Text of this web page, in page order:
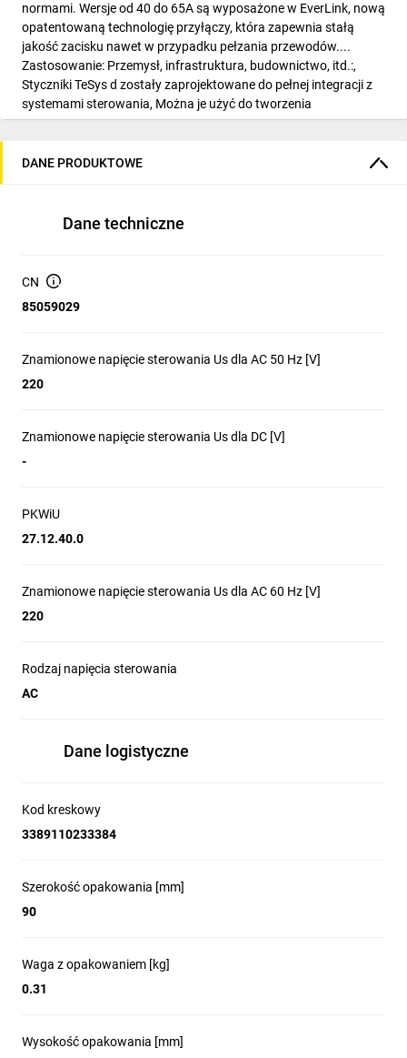
normami. Wersje od 40 do 65A są wyposażone w EverLink, nową
opatentowaną technologię przyłączy, która zapewnia stałą
jakość zacisku nawet w przypadku pełzania przewodów....
Zastosowanie: Przemysł, infrastruktura, budownictwo, itd.:,
Styczniki TeSys d zostały zaprojektowane do pełnej integracji z
systemami sterowania, Można je użyć do tworzenia
rozruszników silników w aplikacji dowolnego typu....
DANE PRODUKTOWE
Dane techniczne
CN
85059029
Znamionowe napięcie sterowania Us dla AC 50 Hz [V]
220
Znamionowe napięcie sterowania Us dla DC [V]
-
PKWiU
27.12.40.0
Znamionowe napięcie sterowania Us dla AC 60 Hz [V]
220
Rodzaj napięcia sterowania
AC
Dane logistyczne
Kod kreskowy
3389110233384
Szerokość opakowania [mm]
90
Waga z opakowaniem [kg]
0.31
Wysokość opakowania [mm]